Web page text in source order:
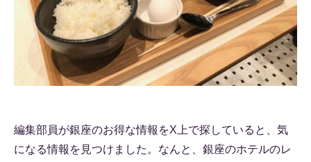
編集部員が銀座のお得な情報をX上で探していると、気
になる情報を見つけました。なんと、銀座のホテルのレ